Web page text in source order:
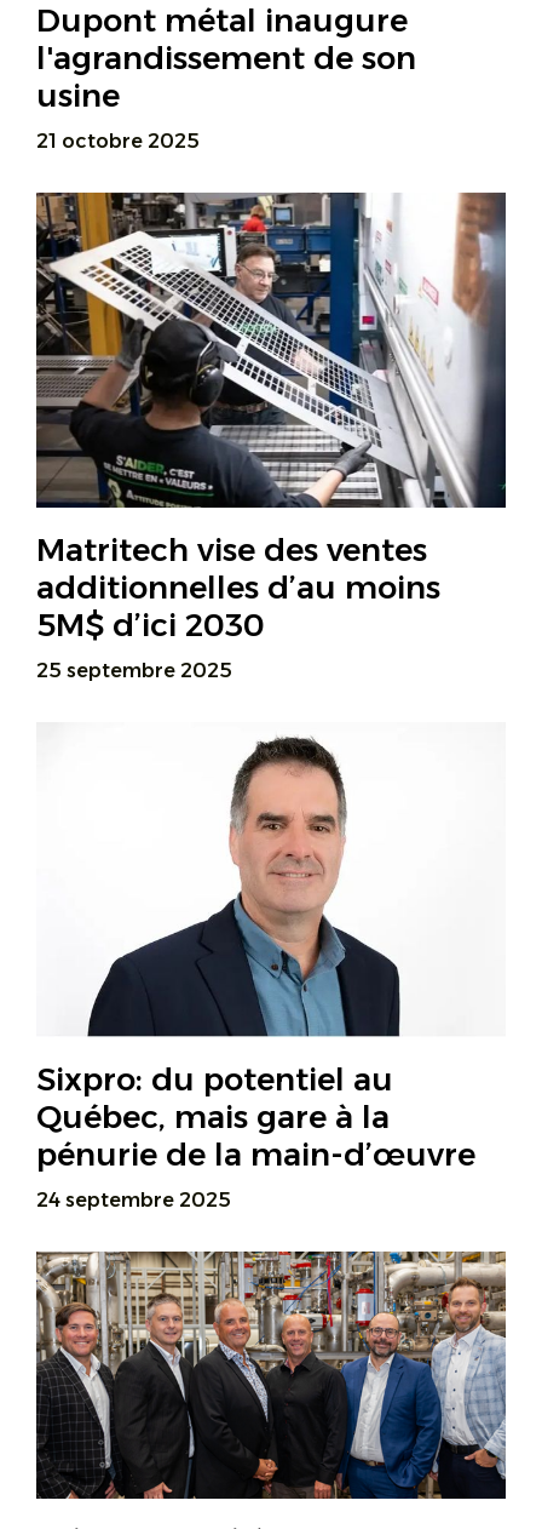
Dupont métal inaugure
l'agrandissement de son
usine
21 octobre 2025
Matritech vise des ventes
additionnelles d’au moins
5M$ d’ici 2030
25 septembre 2025
Sixpro: du potentiel au
Québec, mais gare à la
pénurie de la main-d’œuvre
24 septembre 2025